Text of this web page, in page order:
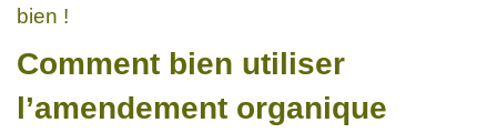
bien !
Comment bien utiliser
l’amendement organique